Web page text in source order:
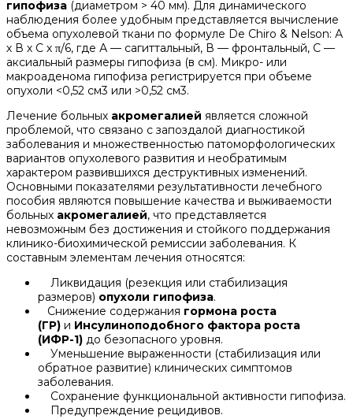
гипофиза (диаметром > 40 мм). Для динамического
наблюдения более удобным представляется вычисление
объема опухолевой ткани по формуле De Chiro & Nelson: А
х В х С х π/6, где А — сагиттальный, В — фронтальный, С —
аксиальный размеры гипофиза (в см). Микро- или
макроаденома гипофиза регистрируется при объеме
опухоли <0,52 см3 или >0,52 см3.
Лечение больных акромегалией является сложной
проблемой, что связано с запоздалой диагностикой
заболевания и множественностью патоморфологических
вариантов опухолевого развития и необратимым
характером развившихся деструктивных изменений.
Основными показателями результативности лечебного
пособия являются повышение качества и выживаемости
больных акромегалией, что представляется
невозможным без достижения и стойкого поддержания
клинико-биохимической ремиссии заболевания. К
составным элементам лечения относятся:
Ликвидация (резекция или стабилизация
размеров) опухоли гипофиза.
Снижение содержания гормона роста
(ГР) и Инсулиноподобного фактора роста
(ИФР-1) до безопасного уровня.
Уменьшение выраженности (стабилизация или
обратное развитие) клинических симптомов
заболевания.
Сохранение функциональной активности гипофиза.
Предупреждение рецидивов.